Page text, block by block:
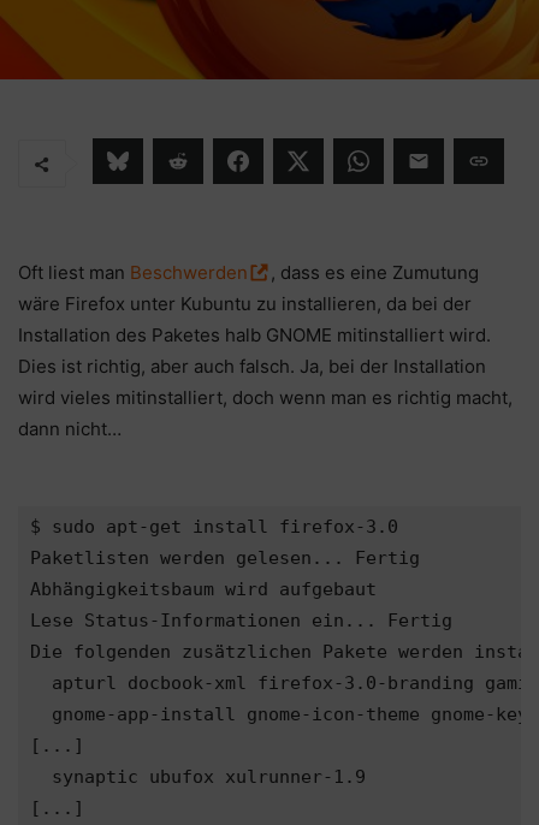
Oft liest man Beschwerden
, dass es eine Zumutung
wäre Firefox unter Kubuntu zu installieren, da bei der
Installation des Paketes halb GNOME mitinstalliert wird.
Dies ist richtig, aber auch falsch. Ja, bei der Installation
wird vieles mitinstalliert, doch wenn man es richtig macht,
dann nicht…
$ sudo apt-get install firefox-3.0
Paketlisten werden
Abhängigkeitsbaum wird
Lese Status-Informationen
Die folgenden zusätzlichen Pakete
apturl docbook-xml firefox-3.0-branding
gnome-app-install gnome-icon-theme gnome-
[...]
  synaptic ubufox xulrunner-1.9
[...]